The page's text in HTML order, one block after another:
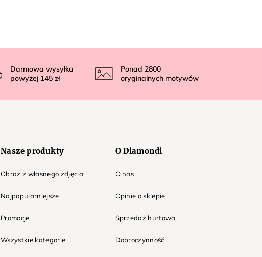
Darmowa wysyłka
powyżej 145 zł
Ponad 2800
oryginalnych motywów
Nasze produkty
Obraz z własnego zdjęcia
Najpopularniejsze
Promocje
Wszystkie kategorie
O Diamondi
O nas
Opinie o sklepie
Sprzedaż hurtowa
Dobroczynność